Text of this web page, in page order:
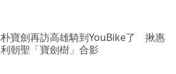
朴寶劍再訪高雄騎到YouBike了 揪惠
利朝聖「寶劍樹」合影